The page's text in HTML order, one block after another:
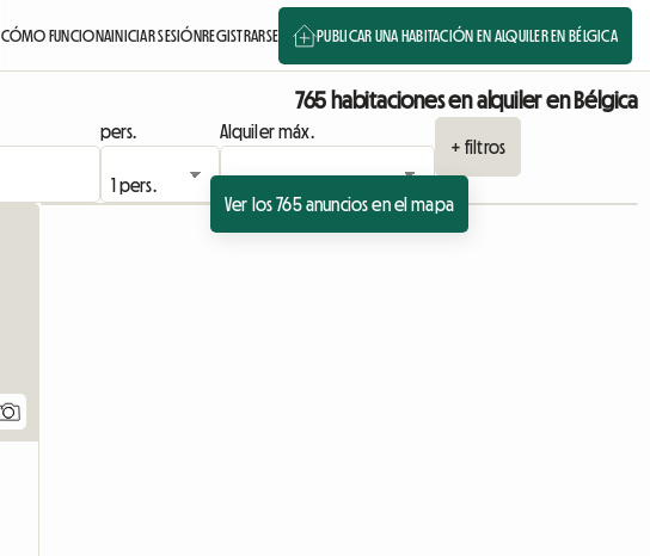
CÓMO FUNCIONAINICIAR SESIÓNREGISTRARSE PUBLICAR UNA HABITACIÓN EN ALQUILER EN BÉLGICA
765 habitaciones en alquiler en Bélgica
pers.
Alquiler máx.
+ filtros
Ver los 765 anuncios en el mapa